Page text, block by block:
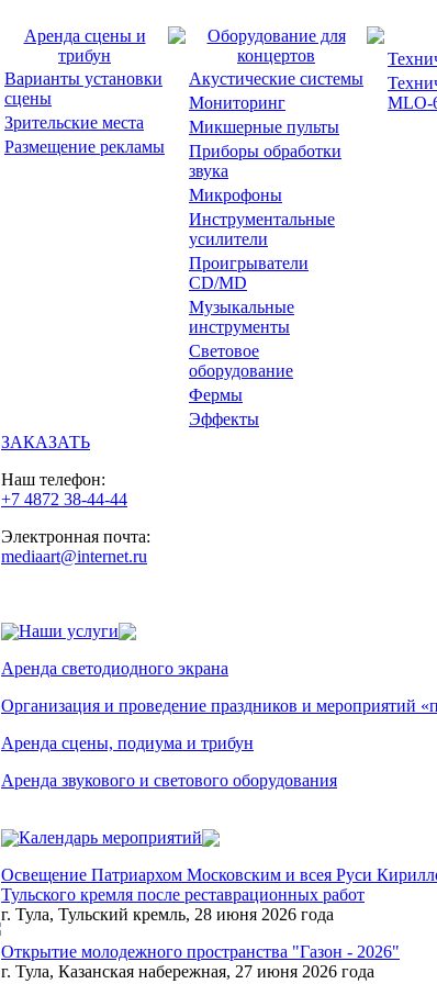
Аренда сцены и
трибун
Варианты установки
сцены
Зрительские места
Размещение рекламы
Оборудование для
концертов
Акустические системы
Мониторинг
Микшерные пульты
Приборы обработки
звука
Микрофоны
Инструментальные
усилители
Проигрыватели
CD/MD
Музыкальные
инструменты
Световое
оборудование
Фермы
Эффекты
MLO-
ЗАКАЗАТЬ
Наш телефон:
+7 4872 38-44-44
Электронная почта:
mediaart@internet.ru
Наши услуги
Аренда светодиодного экрана
Организация и проведение праздников и мероприятий
Аренда сцены, подиума и трибун
Аренда звукового и светового оборудования
Календарь мероприятий
Освещение Патриархом Московским и всея Руси
Тульского кремля после реставрационных работ
г. Тула, Тульский кремль, 28 июня 2026 года
Открытие молодежного пространства "Газон - 2026"
г. Тула, Казанская набережная, 27 июня 2026 года